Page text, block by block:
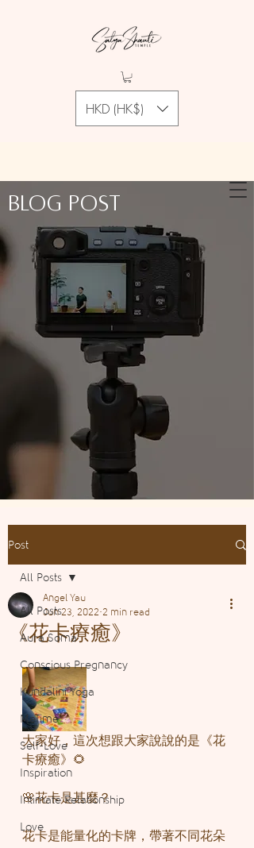
HKD (HK$)
Blog Post
Post
All Posts
Aura Soma
Conscious Pregnancy
Kundalini Yoga
MeTime
Self-Love
Inspiration
Intimate Relationship
Love
All Posts
《花卡療癒》
Angel Yau
Jun 23, 2022 2 min read
大家好，這次想跟大家說說的是《花
卡療癒》🌻
🌸花卡是甚麼？
花卡是能量化的卡牌，帶著不同花朵